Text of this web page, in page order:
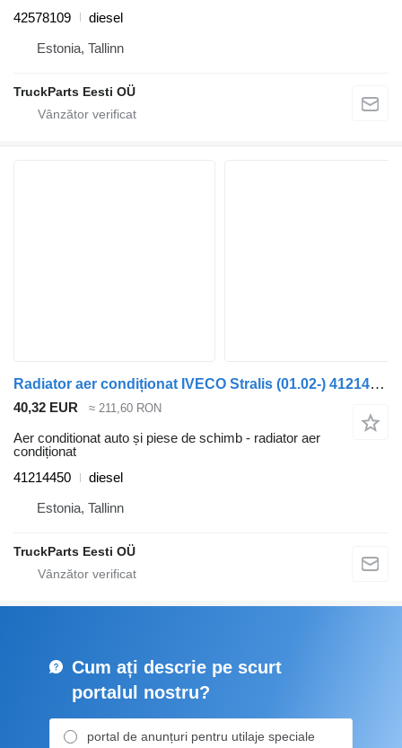
42578109
diesel
Estonia, Tallinn
TruckParts Eesti OÜ
Radiator aer condiționat IVECO Stralis (01.02-) 41214450 pentru cap tractor IVECO Stralis, Trakker (2002-)
40,32 EUR ≈ 211,60 RON
Aer conditionat auto și piese de schimb - radiator aer
condiționat
41214450
diesel
Estonia, Tallinn
TruckParts Eesti OÜ
Cum ați descrie pe scurt
portalul nostru?
portal de anunțuri pentru utilaje speciale